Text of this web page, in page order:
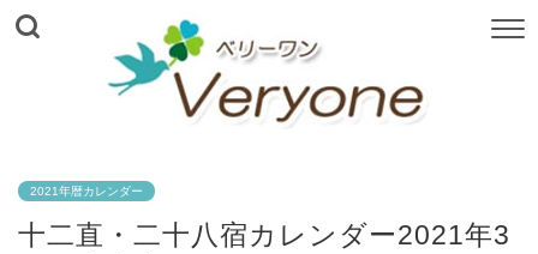
2021年暦カレンダー
十二直・二十八宿カレンダー2021年3